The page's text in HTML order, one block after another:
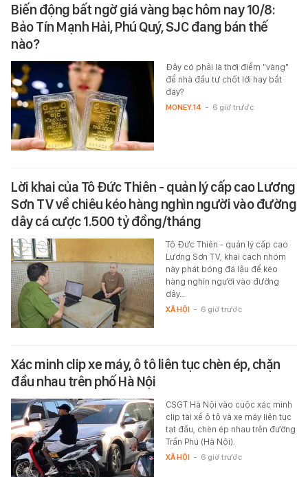
Biến động bất ngờ giá vàng bạc hôm nay 10/8:
Bảo Tín Mạnh Hải, Phú Quý, SJC đang bán thế
nào?
Đây có phải là thời điểm "vàng"
để nhà đầu tư chốt lời hay bắt
đáy?
MONEY.14 - 6 giờ trước
Lời khai của Tô Đức Thiên - quản lý cấp cao Lương
Sơn TV về chiêu kéo hàng nghìn người vào đường
dây cá cược 1.500 tỷ đồng/tháng
Tô Đức Thiên - quản lý cấp cao
Lương Sơn TV, khai cách nhóm
này phát bóng đá lậu để kéo
hàng nghìn người vào đường
dây…
XÃ HỘI - 6 giờ trước
Xác minh clip xe máy, ô tô liên tục chèn ép, chặn
đầu nhau trên phố Hà Nội
CSGT Hà Nội vào cuộc xác minh
clip tài xế ô tô và xe máy liên tục
tạt đầu, chèn ép nhau trên đường
Trần Phú (Hà Nội).
XÃ HỘI - 6 giờ trước